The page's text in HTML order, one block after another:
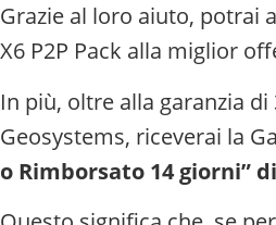
Grazie al loro aiuto, potrai
X6 P2P Pack alla miglior
In più, oltre alla garanzia di
Geosystems, riceverai la
o Rimborsato 14 giorni”